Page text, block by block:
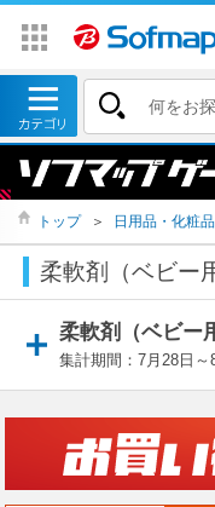
トップ ＞ 日用品・化粧品
柔軟剤（ベビー
柔軟剤（ベビー
集計期間：7月28日～